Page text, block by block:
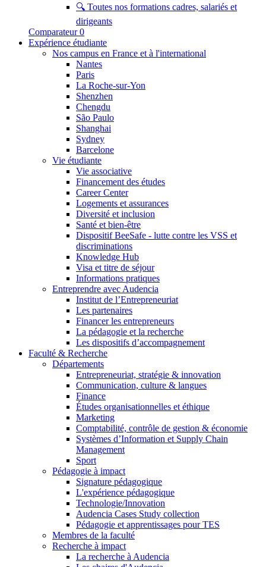
🔍 Toutes nos formations cadres, salariés et
dirigeants
Comparateur 0
Expérience étudiante
Nos campus en France et à l'international
Nantes
Paris
La Roche-sur-Yon
Shenzhen
Chengdu
São Paulo
Shanghai
Sydney
Barcelone
Vie étudiante
Vie associative
Financement des études
Career Center
Logements et assurances
Diversité et inclusion
Santé et bien-être
Dispositif BeeSafe - lutte contre les VSS et
discriminations
Knowledge Hub
Visa et titre de séjour
Informations pratiques
Entreprendre avec Audencia
Institut de l’Entrepreneuriat
Les partenaires
Financer les entrepreneurs
La pédagogie et la recherche
Les dispositifs d’accompagnement
Faculté & Recherche
Départements
Entrepreneuriat, stratégie & innovation
Communication, culture & langues
Finance
Études organisationnelles et éthique
Marketing
Comptabilité, contrôle de gestion & économie
Systèmes d’Information et Supply Chain
Management
Sport
Pédagogie à impact
Signature pédagogique
L'expérience pédagogique
Technologie/Innovation
Audencia Cases Study collection
Pédagogie et apprentissages pour TES
Membres de la faculté
Recherche à impact
La recherche à Audencia